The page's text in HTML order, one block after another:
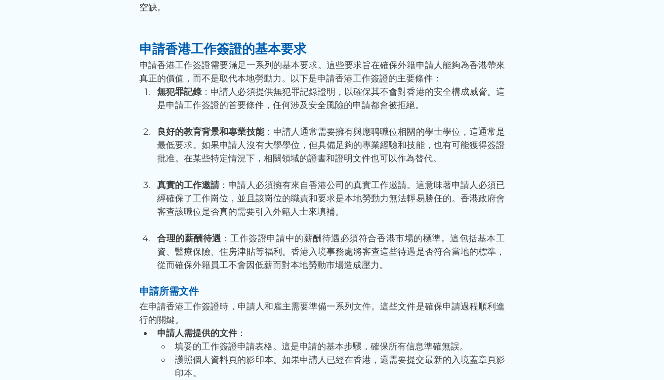
空缺。
申請香港工作簽證的基本要求
申請香港工作簽證需要滿足一系列的基本要求。這些要求旨在確保外籍申請人能夠為香港帶來
真正的價值，而不是取代本地勞動力。以下是申請香港工作簽證的主要條件：
無犯罪記錄：申請人必須提供無犯罪記錄證明，以確保其不會對香港的安全構成威脅。這
是申請工作簽證的首要條件，任何涉及安全風險的申請都會被拒絕。
良好的教育背景和專業技能：申請人通常需要擁有與應聘職位相關的學士學位，這通常是
最低要求。如果申請人沒有大學學位，但具備足夠的專業經驗和技能，也有可能獲得簽證
批准。在某些特定情況下，相關領域的證書和證明文件也可以作為替代。
真實的工作邀請：申請人必須擁有來自香港公司的真實工作邀請。這意味著申請人必須已
經確保了工作崗位，並且該崗位的職責和要求是本地勞動力無法輕易勝任的。香港政府會
審查該職位是否真的需要引入外籍人士來填補。
合理的薪酬待遇 ：工作簽證申請中的薪酬待遇必須符合香港市場的標準。這包括基本工
資、醫療保險、住房津貼等福利。香港入境事務處將審查這些待遇是否符合當地的標準，
從而確保外籍員工不會因低薪而對本地勞動市場造成壓力。
申請所需文件
在申請香港工作簽證時，申請人和雇主需要準備一系列文件。這些文件是確保申請過程順利進
行的關鍵。
申請人需提供的文件：
填妥的工作簽證申請表格。這是申請的基本步驟，確保所有信息準確無誤。
護照個人資料頁的影印本。如果申請人已經在香港，還需要提交最新的入境蓋章頁影
印本。